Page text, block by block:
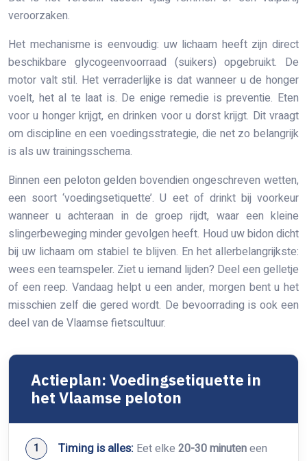
veroorzaken.
Het mechanisme is eenvoudig: uw lichaam heeft zijn direct
beschikbare glycogeenvoorraad (suikers) opgebruikt. De
motor valt stil. Het verraderlijke is dat wanneer u de honger
voelt, het al te laat is. De enige remedie is preventie. Eten
voor u honger krijgt, en drinken voor u dorst krijgt. Dit vraagt
om discipline en een voedingsstrategie, die net zo belangrijk
is als uw trainingsschema.
Binnen een peloton gelden bovendien ongeschreven wetten,
een soort ‘voedingsetiquette’. U eet of drinkt bij voorkeur
wanneer u achteraan in de groep rijdt, waar een kleine
slingerbeweging minder gevolgen heeft. Houd uw bidon dicht
bij uw lichaam om stabiel te blijven. En het allerbelangrijkste:
wees een teamspeler. Ziet u iemand lijden? Deel een gelletje
of een reep. Vandaag helpt u een ander, morgen bent u het
misschien zelf die gered wordt. De bevoorrading is ook een
deel van de Vlaamse fietscultuur.
Actieplan: Voedingsetiquette in
het Vlaamse peloton
Timing is alles: Eet elke 20-30 minuteneen